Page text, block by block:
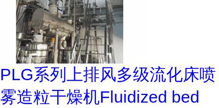
PLG系列上排风多级流化床喷
雾造粒干燥机Fluidized bed